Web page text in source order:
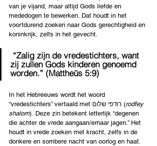
van je vijand, maar altijd Gods liefde en
mededogen te bewerken. Dat houdt in het
voortdurend zoeken naar Gods gerechtigheid en
koninkrijk, zelfs in het gevecht.
“Zalig zijn de vredestichters, want
zij zullen Gods kinderen genoemd
worden.” (Mattheüs 5:9)
In het Hebreeuws wordt het woord
“vredestichters” vertaald met רודפי שלום (rodfey
shalom). Deze zin betekent letterlijk “degenen
die achter de vrede aangaan/ernaar jagen.” Het
houdt in vrede zoeken met kracht, zelfs in de
donkere en sombere nacht van oorlog en haat.